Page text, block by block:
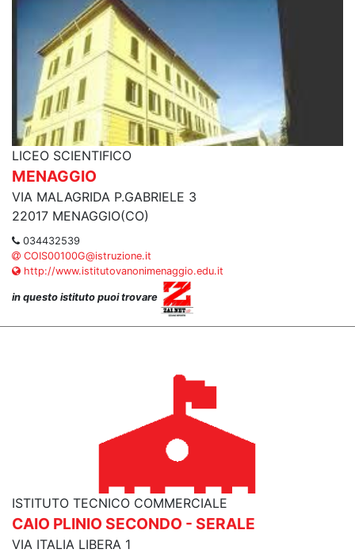
LICEO SCIENTIFICO
MENAGGIO
VIA MALAGRIDA P.GABRIELE 3
22017 MENAGGIO(CO)
034432539
COIS00100G@istruzione.it
http://www.istitutovanonimenaggio.edu.it
in questo istituto puoi trovare
ISTITUTO TECNICO COMMERCIALE
CAIO PLINIO SECONDO - SERALE
VIA ITALIA LIBERA 1